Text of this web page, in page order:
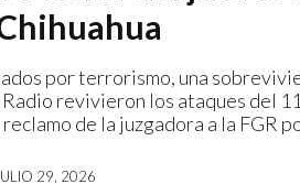
por terrorismo, una
revivieron los ataques del
de la juzgadora a la FGR
29, 2026